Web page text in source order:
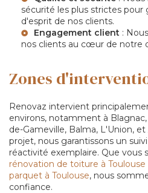
sécurité les plus strictes pour
d'esprit de nos clients.
Engagement client :
nos clients au cœur de notre
Zones
Renovaz intervient
environs, notamment à
de-Gameville, Balma, L'Union,
projet, nous garantissons un
réactivité exemplaire. Que vous
rénovation de toiture à Toulouse
parquet à Toulouse, nous
confiance.